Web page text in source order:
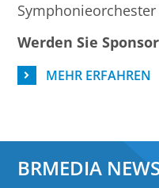
Symphonieorchester
Werden Sie
MEHR ERFAHREN
BRMEDIA